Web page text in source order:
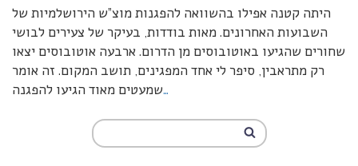
היתה קטנה אפילו בהשוואה להפגנות מוצ”ש הירושלמיות של
השבועות האחרונים. מאות בודדות, בעיקר של צעירים לבושי
שחורים שהגיעו באוטובוסים מן הדרום. ארבעה אוטובוסים יצאו
רק מתראבין, סיפר לי אחד המפגינים, תושב המקום. זה אומר
שמעטים מאוד הגיעו להפגנה…